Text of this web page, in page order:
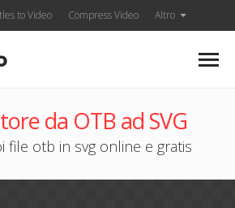
to Video Compress Video Altro
da OTB ad SVG
file otb in svg online e gratis